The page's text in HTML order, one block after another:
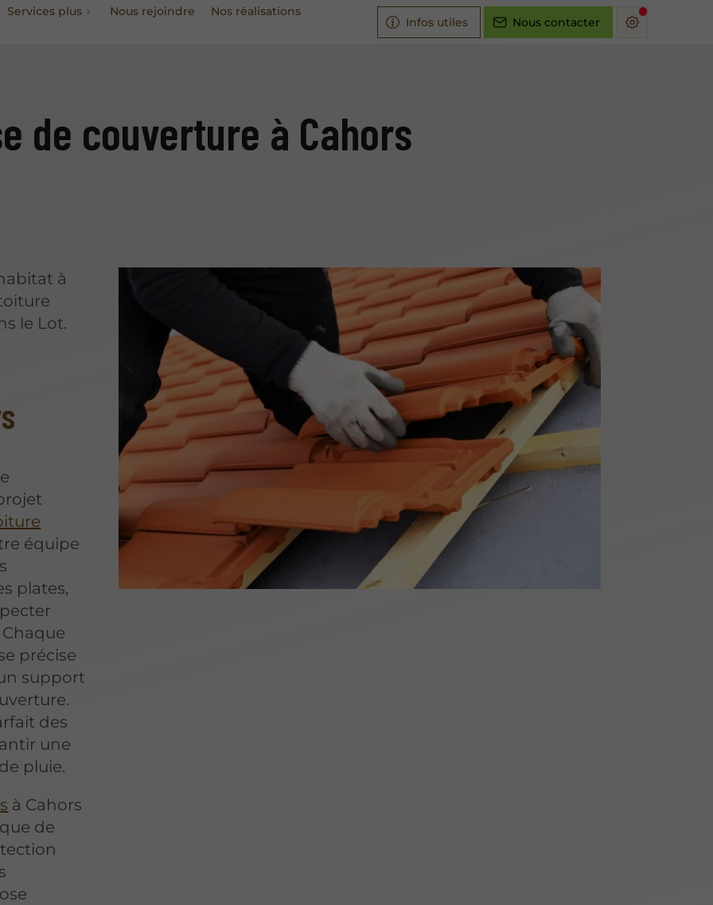
Services plus Nous rejoindre
Nos réalisations
Infos utiles Nous contacter
de couverture à Cahors
à
le Lot.
équipe
plates,
précise
support
des
une
pluie.
à Cahors
de